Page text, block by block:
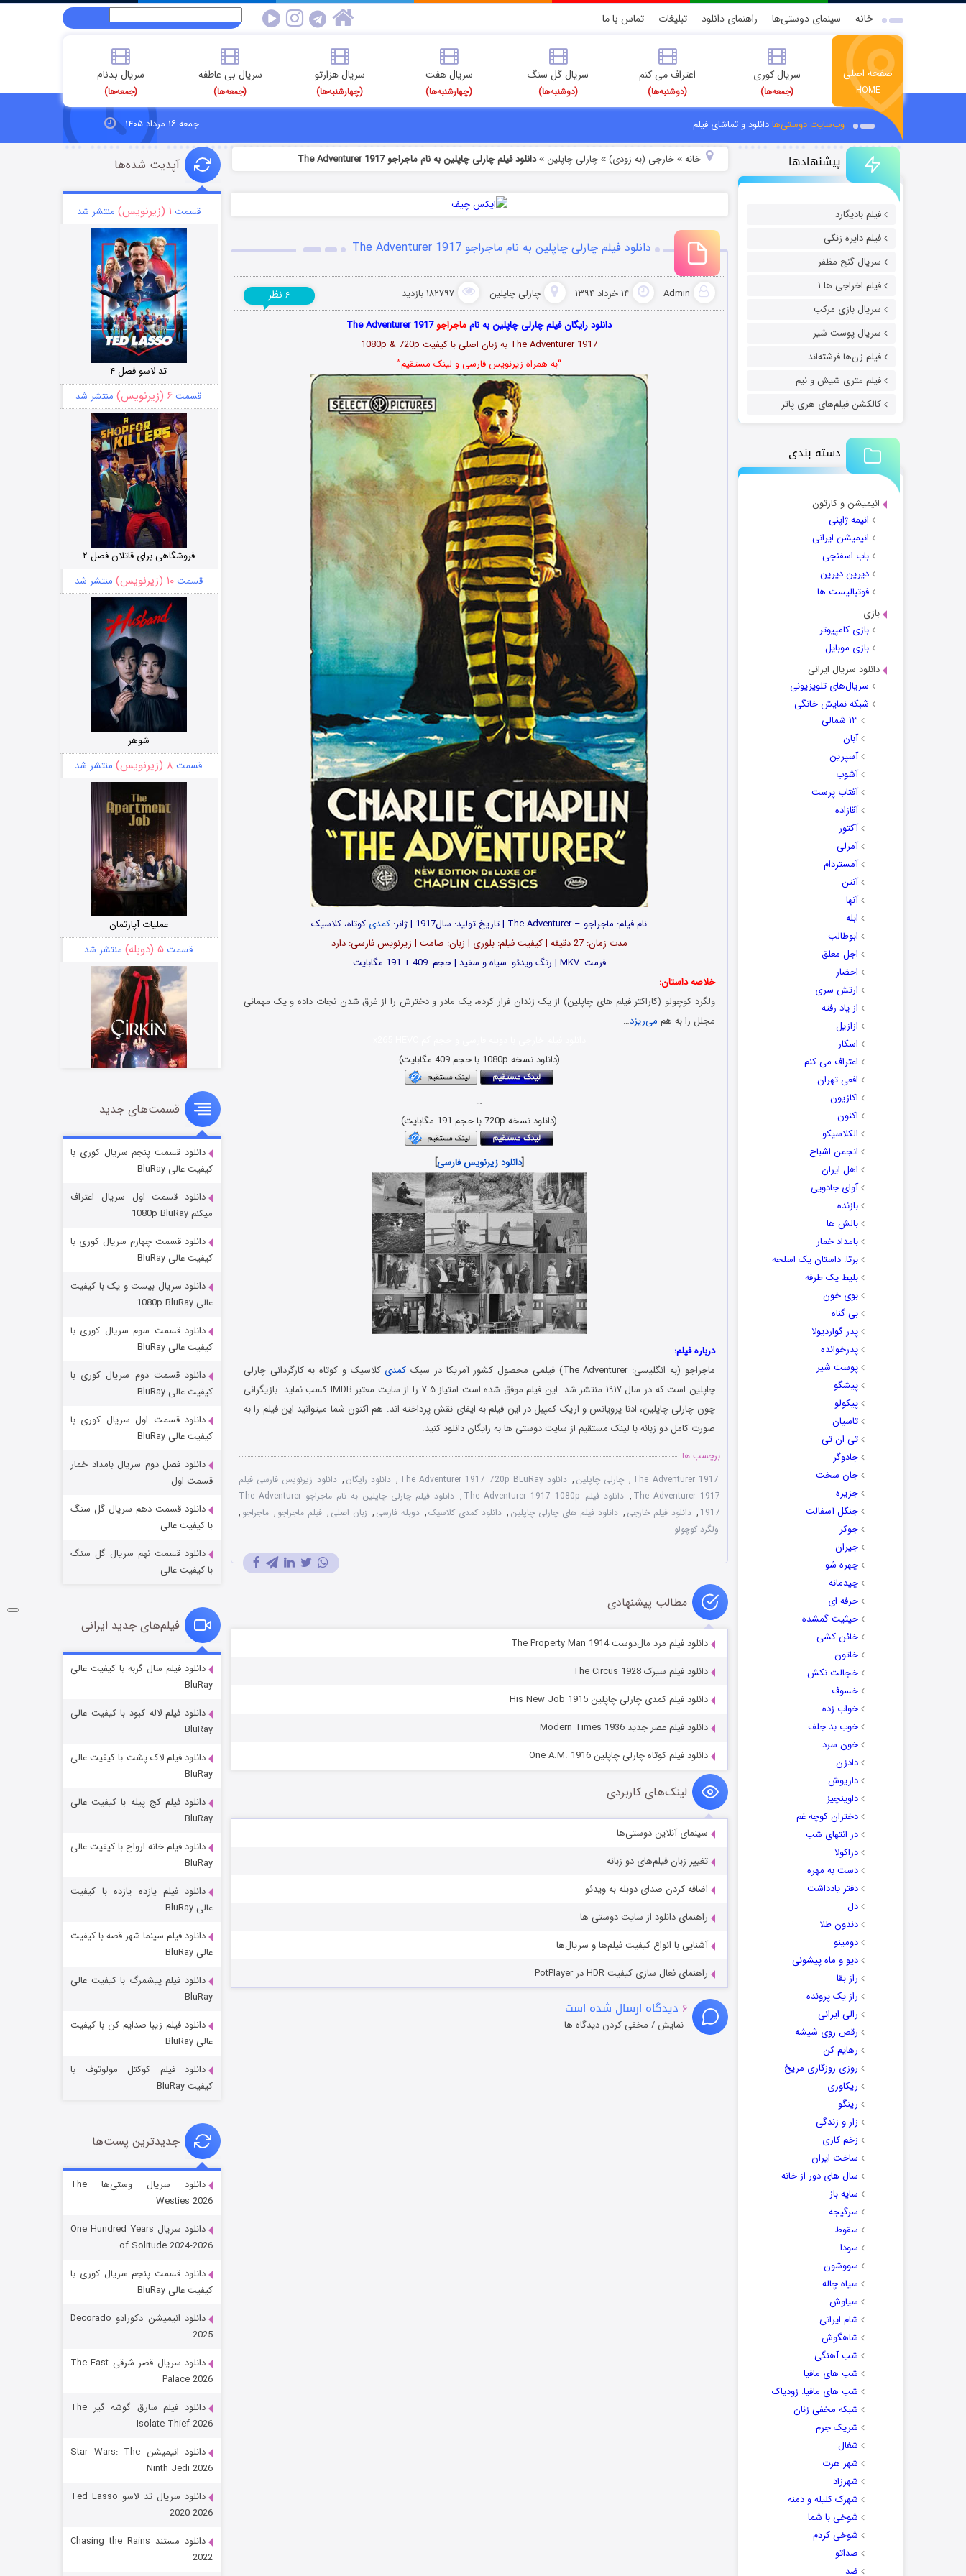
خانه سینمای دوستی‌ها راهنمای دانلود تبلیغات تماس با ما
صفحه اصلی
HOME
سریال کوری
(جمعه‌ها)
اعتراف می کنم
(دوشنبه‌ها)
سریال گل سنگ
(دوشنبه‌ها)
سریال هفت
(چهارشنبه‌ها)
سریال هزارتو
(چهارشنبه‌ها)
سریال بی عاطفه
(جمعه‌ها)
سریال بدنام
(جمعه‌ها)
وب‌سایت دوستی‌هادانلود و تماشای فیلم جمعه ۱۶ مرداد ۱۴۰۵
پیشنهادها
فیلم بادیگارد
فیلم دایره زنگی
سریال گنج مظفر
فیلم اخراجی ها ۱
سریال بازی مرکب
سریال پوست شیر
فیلم زن‌ها فرشته‌اند
فیلم متری شیش و نیم
کالکشن فیلم‌های هری پاتر
دسته بندی
انیمیشن و کارتون
انیمه ژاپنی
انیمیشن ایرانی
باب اسفنجی
دیرین دیرین
فوتبالیست ها
بازی
بازی کامپیوتر
بازی موبایل
دانلود سریال ایرانی
سریال‌های تلویزیونی
شبکه نمایش خانگی
۱۳ شمالی
آبان
آسپرین
آشوب
آفتاب پرست
آقازاده
آکتور
آمرلی
آمستردام
آنتن
آنها
ابله
ابوطالب
اجل معلق
احضار
ارتش سری
از یاد رفته
ازازیل
اسکار
اعتراف می کنم
افعی تهران
اکازیون
اکنون
الکلاسیکو
انجمن اشباح
اهل ایران
آوای جادویی
بازنده
بالش ها
بامداد خمار
برتا: داستان یک اسلحه
بلیط یک‌‌ طرفه
بوی خون
بی گناه
پدر گواردیولا
پدرخوانده
پوست شیر
پیشگو
پیکولو
تاسیان
تی ان تی
جادوگر
جان سخت
جزیره
جنگل آسفالت
جوکر
جیران
چهره شو
چیدمانه
حرفه ای
حیثیت گمشده
خائن کشی
خاتون
خجالت نکش
خسوف
خواب زده
خوب بد جلف
خون سرد
دادزن
داریوش
داوینچیز
دختران کوچه غم
در انتهای شب
دراکولا
دست به مهره
دفتر یادداشت
دل
دندون طلا
دومینو
دیو و ماه پیشونی
راز بقا
راز یک پرونده
رالی ایرانی
رقص روی شیشه
رهایم کن
روزی روزگاری مریخ
ریکاوری
رینگو
زار و زندگی
زخم کاری
ساخت ایران
سال های دور از خانه
سایه باز
سرگیجه
سقوط
سودا
سووشون
سیاه چاله
سیاوش
شام ایرانی
شاهگوش
شب آهنگی
شب های مافیا
شب های مافیا: زودیاک
شبکه مخفی زنان
شریک جرم
شغال
شهر هرت
شهرزاد
شهرک کلیله و دمنه
شوخی با شما
شوخی کردم
صداتو
ضد
خانه» خارجی (به زودی)» چارلی چاپلین »دانلود فیلم چارلی چاپلین به نام ماجراجو The Adventurer 1917
دانلود فیلم چارلی چاپلین به نام ماجراجو The Adventurer 1917
Admin ۱۴ خرداد ۱۳۹۴ چارلی چاپلین ۱۸۲۷۹۷ بازدید ۶ نظر
دانلود رایگان فیلم چارلی چاپلین به نامماجراجوThe Adventurer 1917
The Adventurer 1917 به زبان اصلی با کیفیت 1080p & 720p
“به همراه زیرنویس فارسی و لینک مستقیم”
نام فیلم: ماجراجو – The Adventurer | تاریخ تولید: سال1917 | ژانر: کمدی کوتاه، کلاسیک
مدت زمان: 27 دقیقه | کیفیت فیلم: بلوری | زبان: صامت | زیرنویس فارسی: دارد
فرمت: MKV | رنگ ویدئو: سیاه و سفید | حجم: 409 + 191 مگابایت
خلاصه داستان:
ولگرد کوچولو (کاراکتر فیلم های چاپلین) از یک زندان فرار کرده، یک مادر و دخترش را از غرق شدن نجات داده و یک مهمانی
مجلل را به هم می‌ریزد…
(دانلود نسخه 1080p با حجم 409 مگابایت)
…
(دانلود نسخه 720p با حجم 191 مگابایت)
[دانلود زیرنویس فارسی]
درباره فیلم:
ماجراجو (به انگلیسی: The Adventurer) فیلمی محصول کشور آمریکا در سبک
کمدی کلاسیک و کوتاه به کارگردانی چارلی
چاپلین است که در سال ۱۹۱۷ منتشر شد. این فیلم موفق شده است امتیاز ۷.۵ را از سایت معتبر IMDB کسب نماید. بازیگرانی
چون چارلی چاپلین، ادنا پرویانس و اریک کمپبل در این فیلم به ایفای نقش پرداخته اند. هم اکنون شما میتوانید این فیلم را به
صورت کامل دو زبانه با لینک مستقیم از سایت دوستی ها به رایگان دانلود کنید.
برچسب ها
The Adventurer 1917
, چارلی چاپلین , دانلود The Adventurer 1917 720p BLuRay , دانلود رایگان , دانلود زیرنویس فارسی فیلم
The Adventurer 1917
, دانلود فیلم The Adventurer 1917 1080p ,
دانلود فیلم چارلی چاپلین به نام ماجراجو The Adventurer
1917
, دانلود فیلم خارجی , دانلود فیلم های چارلی چاپلین , دانلود کمدی کلاسیک, دوبله فارسی , زبان اصلی , فیلم ماجراجو , ماجراجو ,
ولگرد کوچولو
مطالب پیشنهادی
دانلود فیلم مرد مال‌دوست The Property Man 1914
دانلود فیلم سیرک The Circus 1928
دانلود فیلم کمدی چارلی چاپلین His New Job 1915
دانلود فیلم عصر جدید Modern Times 1936
دانلود فیلم کوتاه چارلی چاپلین One A.M. 1916
لینک‌های کاربردی
سینمای آنلاین دوستی‌ها
تغییر زبان فیلم‌های دو زبانه
اضافه کردن صدای دوبله به ویدئو
راهنمای دانلود از سایت دوستی ها
آشنایی با انواع کیفیت فیلم‌ها و سریال‌ها
راهنمای فعال سازی کیفیت HDR در PotPlayer
۶ دیدگاه ارسال شده است
نمایش / مخفی کردن دیدگاه ها
آپدیت شده‌ها
قسمت ۱ (زیرنویس) منتشر شد
تد لاسو فصل ۴
قسمت ۶ (زیرنویس) منتشر شد
فروشگاهی برای قاتلان فصل ۲
قسمت۱۰ (زیرنویس) منتشر شد
شوهر
قسمت ۸ (زیرنویس) منتشر شد
عملیات آپارتمان
قسمت ۵ (دوبله) منتشر شد
سریال زشت
قسمت۲ (زیرنویس) منتشر شد
مردگان متحرک: شهر مرده ۳
شکست استوارت در نجات جهان
قسمت ۷ (زیرنویس) منتشر شد
شوگر فصل ۲
قسمت
خاندان اژدها فصل ۳
جادوگری در مغولستان
قسمت۶ (زیرنویس)
رویایی برای تو
قسمت ۱۵ (دوبله)
قسمت‌های جدید
دانلود قسمت پنجم سریال کوری با
کیفیت عالی BluRay
دانلود قسمت اول سریال اعتراف
میکنم 1080p BluRay
دانلود قسمت چهارم سریال کوری با
کیفیت عالی BluRay
دانلود سریال بیست و یک با کیفیت
عالی 1080p BluRay
دانلود قسمت سوم سریال کوری با
کیفیت عالی BluRay
دانلود قسمت دوم سریال کوری با
کیفیت عالی BluRay
دانلود قسمت اول سریال کوری با
کیفیت عالی BluRay
دانلود فصل دوم سریال بامداد خمار
قسمت اول
دانلود قسمت دهم سریال گل سنگ
با کیفیت عالی
دانلود قسمت نهم سریال گل سنگ
با کیفیت عالی
فیلم‌های جدید ایرانی
دانلود فیلم سال گربه با کیفیت عالی
BluRay
دانلود فیلم لاله کبود با کیفیت عالی
BluRay
دانلود فیلم لاک پشت با کیفیت عالی
BluRay
دانلود فیلم کج‌ پیله با کیفیت عالی
BluRay
دانلود فیلم خانه ارواح با کیفیت عالی
BluRay
دانلود فیلم یازده یازده با کیفیت
عالی BluRay
دانلود فیلم سینما شهر قصه با کیفیت
عالی BluRay
دانلود فیلم پیشمرگ با کیفیت عالی
BluRay
دانلود فیلم زیبا صدایم کن با کیفیت
عالی BluRay
دانلود فیلم کوکتل مولوتوف با
کیفیت BluRay
جدیدترین پست‌ها
دانلود سریال وستی‌ها The
Westies 2026
دانلود سریال One Hundred Years
of Solitude 2024-2026
دانلود قسمت پنجم سریال کوری با
کیفیت عالی BluRay
دانلود انیمیشن دکورادو Decorado
2025
دانلود سریال قصر شرقی The East
Palace 2026
دانلود فیلم سارق گوشه گیر The
Isolate Thief 2026
دانلود انیمیشن Star Wars: The
Ninth Jedi 2026
دانلود سریال تد لاسو Ted Lasso
2020-2026
دانلود مستند Chasing the Rains
2022